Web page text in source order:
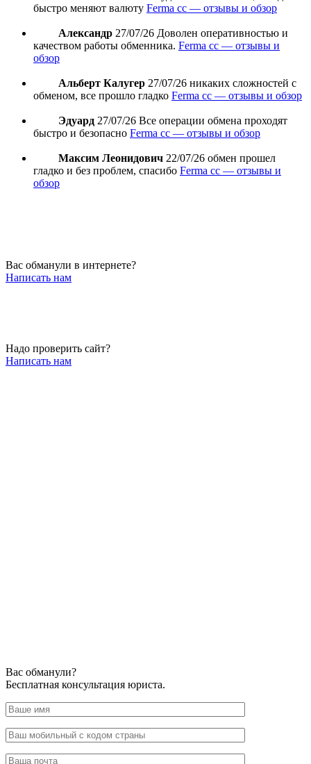
быстро меняют валюту Ferma cc — отзывы и обзор
Александр 27/07/26 Доволен оперативностью и
качеством работы обменника. Ferma cc — отзывы и
обзор
Альберт Калугер 27/07/26 никаких сложностей с
обменом, все прошло гладко Ferma cc — отзывы и обзор
Эдуард 27/07/26 Все операции обмена проходят
быстро и безопасно Ferma cc — отзывы и обзор
Максим Леонидович 22/07/26 обмен прошел
гладко и без проблем, спасибо Ferma cc — отзывы и
обзор
Вас обманули в интернете?
Написать нам
Надо проверить сайт?
Написать нам
Вас обманули?
Бесплатная консультация юриста.